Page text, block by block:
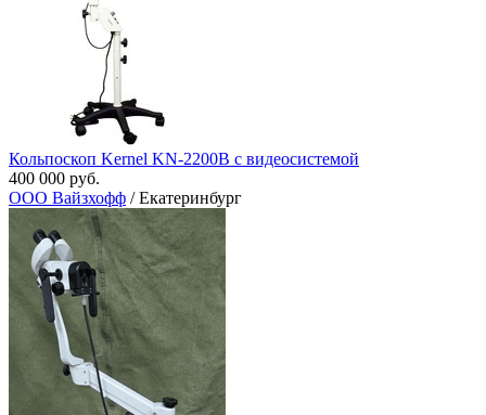
Кольпоскоп Kernel KN-2200B с видеосистемой
400 000 руб.
ООО Вайзхофф / Екатеринбург